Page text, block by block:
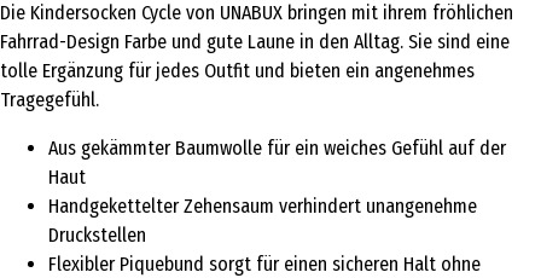
Die Kindersocken Cycle von UNABUX bringen mit ihrem fröhlichen
Fahrrad-Design Farbe und gute Laune in den Alltag. Sie sind eine
tolle Ergänzung für jedes Outfit und bieten ein angenehmes
Tragegefühl.
Aus gekämmter Baumwolle für ein weiches Gefühl auf der
Haut
Handgekettelter Zehensaum verhindert unangenehme
Druckstellen
Flexibler Piquebund sorgt für einen sicheren Halt ohne